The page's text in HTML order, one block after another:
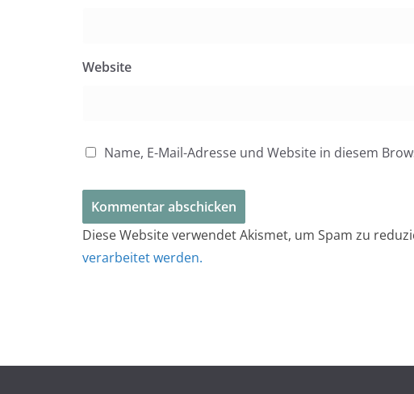
Website
Name, E-Mail-Adresse und Website in diesem
Diese Website verwendet Akismet, um Spam zu
verarbeitet werden.